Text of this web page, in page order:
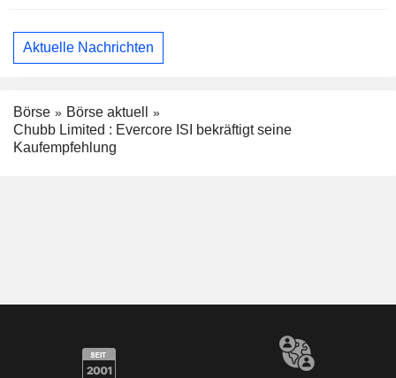
Aktuelle Nachrichten
Börse
Börse aktuell
Chubb Limited : Evercore ISI bekräftigt seine
Kaufempfehlung